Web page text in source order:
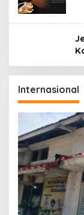
Internasional